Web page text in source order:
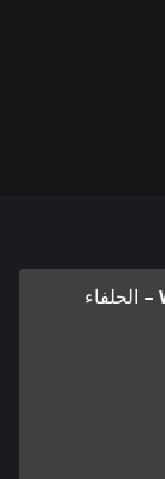
World of Warships: Legends – الحلفاء